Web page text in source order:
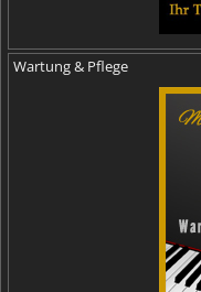
Wartung & Pflege